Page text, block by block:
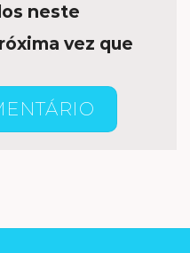
neste
vez que